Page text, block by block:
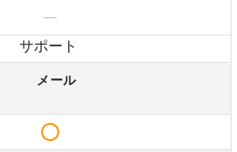
—
サポート
メール